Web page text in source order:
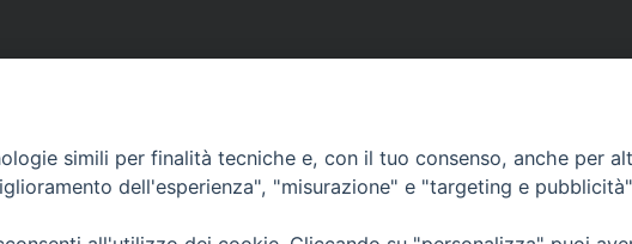
Corato, Margherita di Savoia,
Via
simili per finalità tecniche e, con il tuo consenso, anche per
dell'esperienza", "misurazione" e "targeting e